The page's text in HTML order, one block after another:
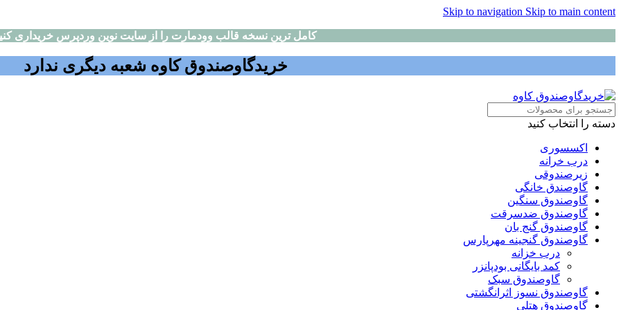
Skip to navigation Skip to main content
کامل ترین نسخه قالب وودمارت را از سایت نوین وردپرس خریداری
خریدگاوصندوق کاوه شعبه دیگری ندارد
دسته را انتخاب کنید
اکسسوری
درب خرانه
زیرصندوقی
گاوصندق خانگی
گاوصندوق سنگین
گاوصندوق ضدسرقت
گاوصندوق گنج بان
گاوصندوق گنجینه مهرپارس
درب خزانه
کمد بایگانی بودپانزر
گاوصندوق سبک
گاوصندوق نسوز اثرانگشتی
گاوصندوق هتلی